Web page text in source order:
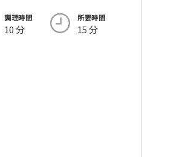
調理時間
10 分
所要時間
15 分